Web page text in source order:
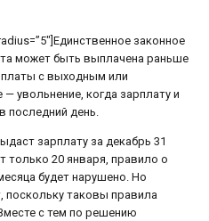
законное
может быть выплачена раньше
с выходным или
увольнение, когда зарплату и
последний день.
зарплату за декабрь 31
только 20 января, правило о
будет нарушено. Но
таковы правила
с тем по решению